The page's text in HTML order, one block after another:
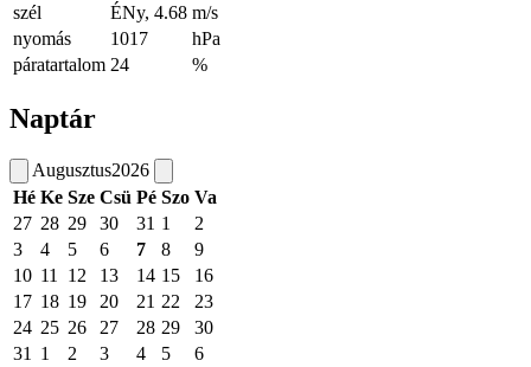
szél
ÉNy, 4.68 m/s
nyomás
1017
hPa
páratartalom 24 %
Naptár
Augusztus2026
Hé Ke Sze Csü Pé Szo Va
27 28 29 30 31 1
2
3
4 5 6 7 8
9
10 11 12 13 14 15
16
17 18 19 20 21 22
23
24 25 26 27 28 29
30
31
1 2 3 4 5 6